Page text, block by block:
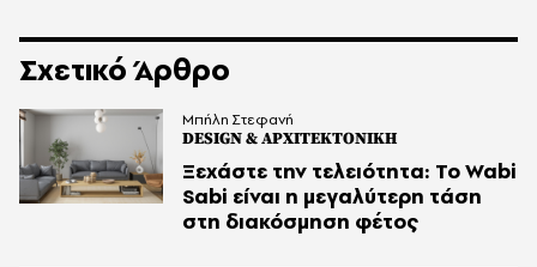
Σχετικό Άρθρο
DESIGN & ΑΡΧΙΤΕΚΤΟΝΙΚΗ
Ξεχάστε την τελειότητα: Το Wabi
Sabi είναι η μεγαλύτερη τάση
στη διακόσμηση φέτος
Μπήλη Στεφανή